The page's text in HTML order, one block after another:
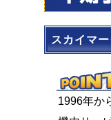
スカイマ
1996年か